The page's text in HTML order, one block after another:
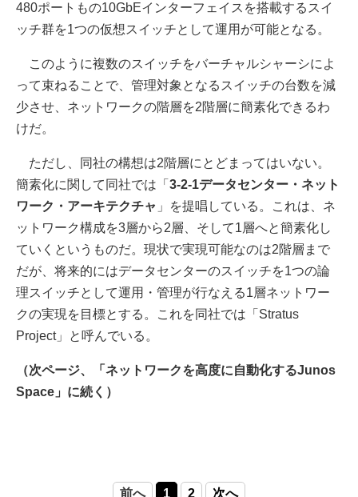
480ポートもの10GbEインターフェイスを搭載するスイ
ッチ群を1つの仮想スイッチとして運用が可能となる。
このように複数のスイッチをバーチャルシャーシによ
って束ねることで、管理対象となるスイッチの台数を減
少させ、ネットワークの階層を2階層に簡素化できるわ
けだ。
ただし、同社の構想は2階層にとどまってはいない。
簡素化に関して同社では「 3-2-1データセンター・ネット
ワーク・アーキテクチャ 」を提唱している。これは、ネ
ットワーク構成を3層から2層、そして1層へと簡素化し
ていくというものだ。現状で実現可能なのは2階層まで
だが、将来的にはデータセンターのスイッチを1つの論
理スイッチとして運用・管理が行なえる1層ネットワー
クの実現を目標とする。これを同社では「Stratus
Project」と呼んでいる。
（次ページ、「ネットワークを高度に自動化するJunos
Space」に続く）
前へ 1 2 次へ